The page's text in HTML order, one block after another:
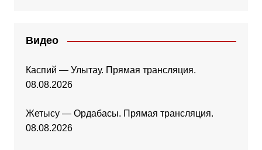
Видео
Каспий — Улытау. Прямая трансляция.
08.08.2026
Жетысу — Ордабасы. Прямая трансляция.
08.08.2026